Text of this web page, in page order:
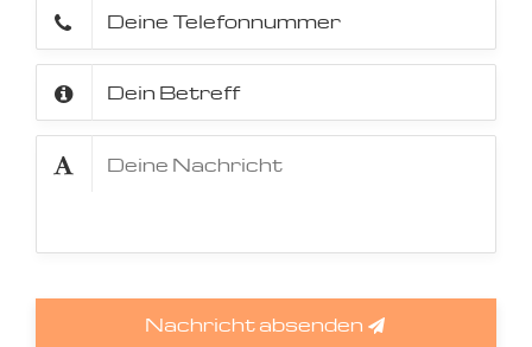
Nachricht absenden